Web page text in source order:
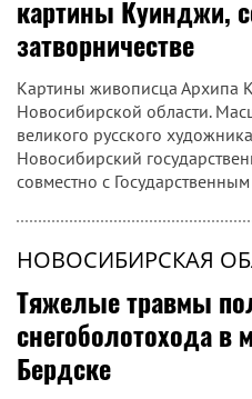
картины Куинджи,
затворничестве
Картины живописца Архипа
Новосибирской области.
великого русского
Новосибирский
совместно с
НОВОСИБИРСКАЯ
Тяжелые травмы
снегоболотохода в
Бердске